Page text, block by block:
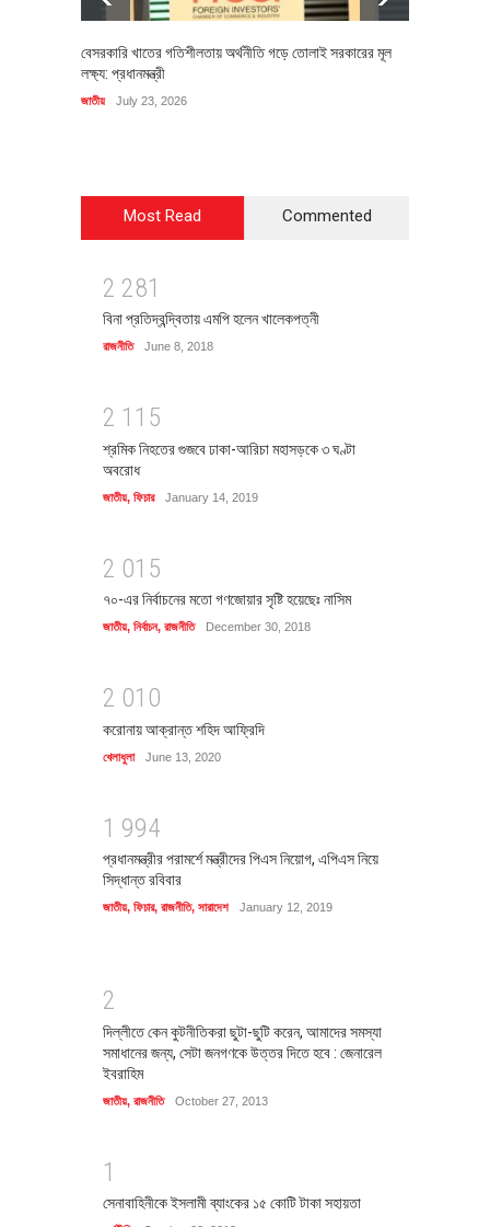
বেসরকারি খাতের গতিশীলতায় অর্থনীতি গড়ে তোলাই সরকারের মূল
লক্ষ্য: প্রধানমন্ত্রী
জাতীয় July 23, 2026
Most Read Commented
2 281
বিনা প্রতিদ্বন্দ্বিতায় এমপি হলেন খালেকপত্নী
রাজনীতি June 8, 2018
2 1 1 5
শ্রমিক নিহতের গুজবে ঢাকা-আরিচা মহাসড়কে ৩ ঘণ্টা
অবরোধ
জাতীয়, ফিচার January 14, 2019
2 01 5
৭০-এর নির্বাচনের মতো গণজোয়ার সৃষ্টি হয়েছেঃ নাসিম
জাতীয়, নির্বাচন, রাজনীতি December 30, 2018
2 01 0
করোনায় আক্রান্ত শহিদ আফ্রিদি
খেলাধুলা June 13, 2020
1 994
প্রধানমন্ত্রীর পরামর্শে মন্ত্রীদের পিএস নিয়োগ, এপিএস নিয়ে
সিদ্ধান্ত রবিবার
জাতীয়, ফিচার, রাজনীতি, সারাদেশ January 12, 2019
2
দিল্লীতে কেন কুটনীতিকরা ছুটা-ছুটি করেন, আমাদের সমস্যা
সমাধানের জন্য, সেটা জনগণকে উত্তর দিতে হবে : জেনারেল
ইবরাহিম
জাতীয়, রাজনীতি October 27, 2013
1
সেনাবাহিনীকে ইসলামী ব্যাংকের ১৫ কোটি টাকা সহায়তা